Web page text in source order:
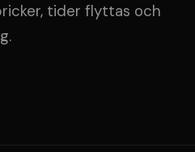
tider flyttas och